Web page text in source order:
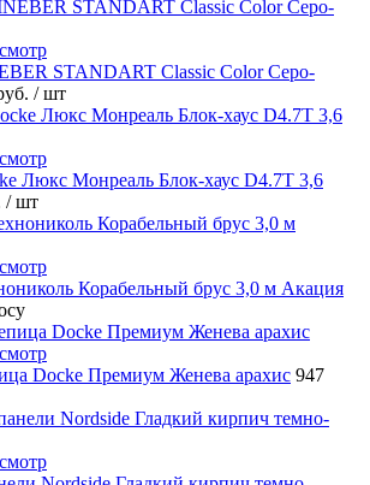
STANDART Classic Color Серо-
/ шт
Люкс Монреаль Блок-хаус D4.7T 3,6
/ шт
Корабельный брус 3,0 м Акация
Docke Премиум Женева арахис 947